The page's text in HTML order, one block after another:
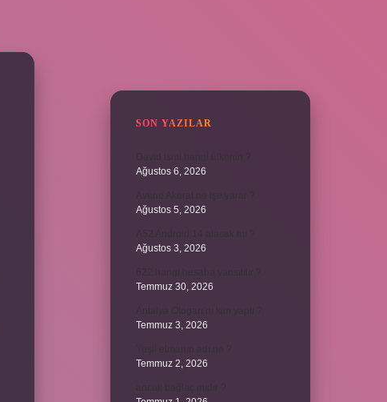
SON YAZILAR
Ağustos 6, 2026
Ağustos 5, 2026
Ağustos 3, 2026
Temmuz 30, 2026
Temmuz 3, 2026
Temmuz 2, 2026